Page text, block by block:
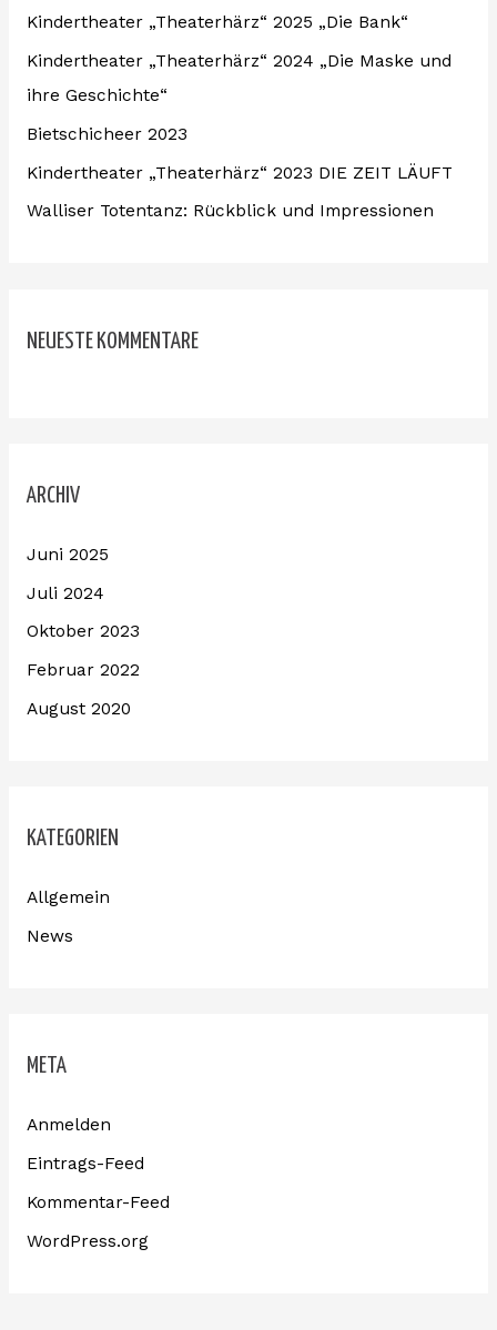
n
a
c
h
:
Kindertheater „Theaterhärz“ 2025 „Die Bank“
Kindertheater „Theaterhärz“ 2024 „Die Maske und
ihre Geschichte“
Bietschicheer 2023
Kindertheater „Theaterhärz“ 2023 DIE ZEIT LÄUFT
Walliser Totentanz: Rückblick und Impressionen
NEUESTE KOMMENTARE
ARCHIV
Juni 2025
Juli 2024
Oktober 2023
Februar 2022
August 2020
KATEGORIEN
Allgemein
News
META
Anmelden
Eintrags-Feed
Kommentar-Feed
WordPress.org